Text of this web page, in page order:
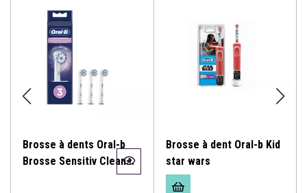
Brosse à dents Oral-b
Brosse Sensitiv Clean...
Brosse à dent Oral-b Kid
star wars